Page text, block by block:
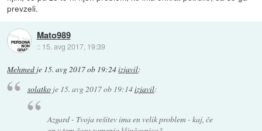
prevzeli.
Mato989
:: 15. avg 2017, 19:39
Mehmed je 15. avg 2017 ob 19:24izjavil:
solatkoje 15. avg 2017 ob 19:14izjavil:
Azgard - Tvoja rešitev ima en velik problem - kaj, če